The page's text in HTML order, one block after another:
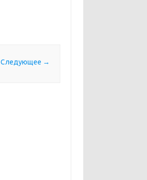
Следующее →